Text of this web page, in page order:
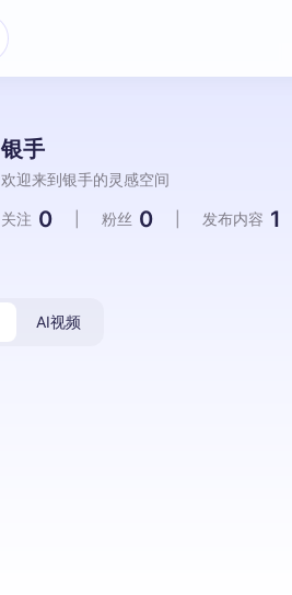
银手
欢迎来到银手的灵感空间
关注 0 粉丝 0 发布内容 1
AI视频